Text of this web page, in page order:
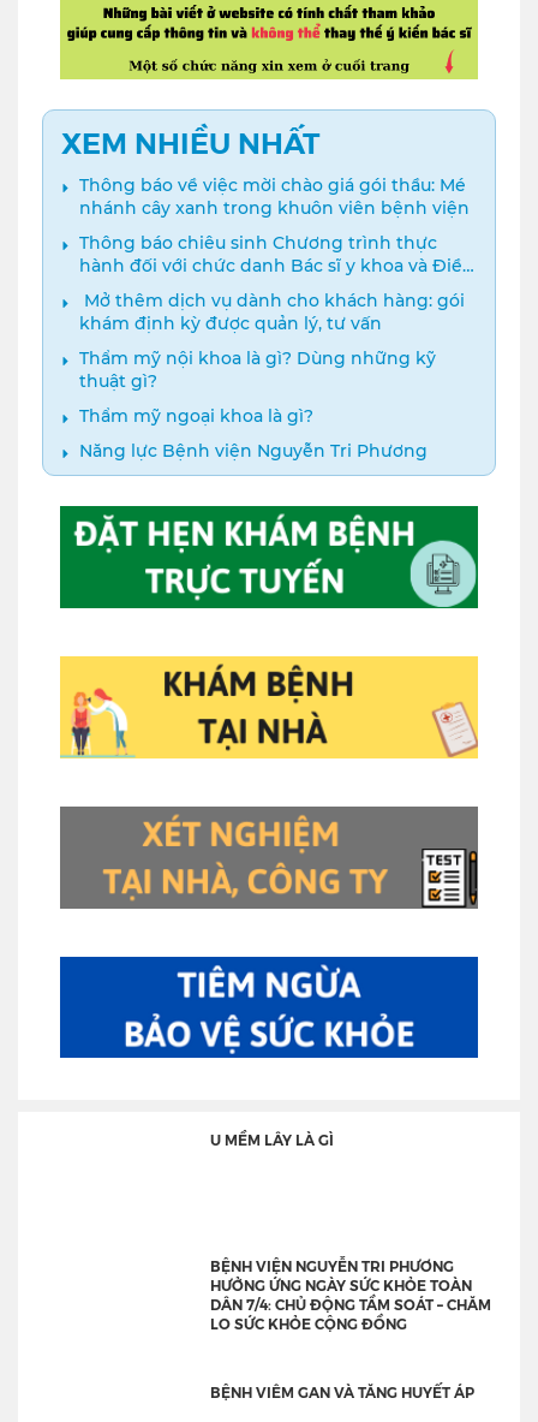
XEM NHIỀU NHẤT
Thông báo về việc mời chào giá gói thầu: Mé
nhánh cây xanh trong khuôn viên bệnh viện
Thông báo chiêu sinh Chương trình thực
hành đối với chức danh Bác sĩ y khoa và Điều
dưỡng năm 2024
️ Mở thêm dịch vụ dành cho khách hàng: gói
khám định kỳ được quản lý, tư vấn
Thẩm mỹ nội khoa là gì? Dùng những kỹ
thuật gì?
Thẩm mỹ ngoại khoa là gì?
Năng lực Bệnh viện Nguyễn Tri Phương
U MỀM LÂY LÀ GÌ
BỆNH VIỆN NGUYỄN TRI PHƯƠNG
HƯỞNG ỨNG NGÀY SỨC KHỎE TOÀN
DÂN 7/4: CHỦ ĐỘNG TẦM SOÁT – CHĂM
LO SỨC KHỎE CỘNG ĐỒNG
BỆNH VIÊM GAN VÀ TĂNG HUYẾT ÁP